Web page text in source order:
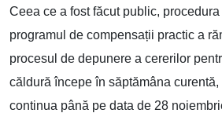
Ceea ce a fost făcut public,
programul de compensații practic a
procesul de depunere a cererilor
căldură începe în săptămâna curentă,
continua până pe data de 28